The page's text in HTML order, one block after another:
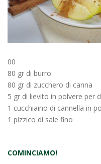
00
80 gr di burro
80 gr di zucchero di canna
5 gr di lievito in polvere per
1 cucchiaino di cannella in
1 pizzico di sale fino
COMINCIAMO!